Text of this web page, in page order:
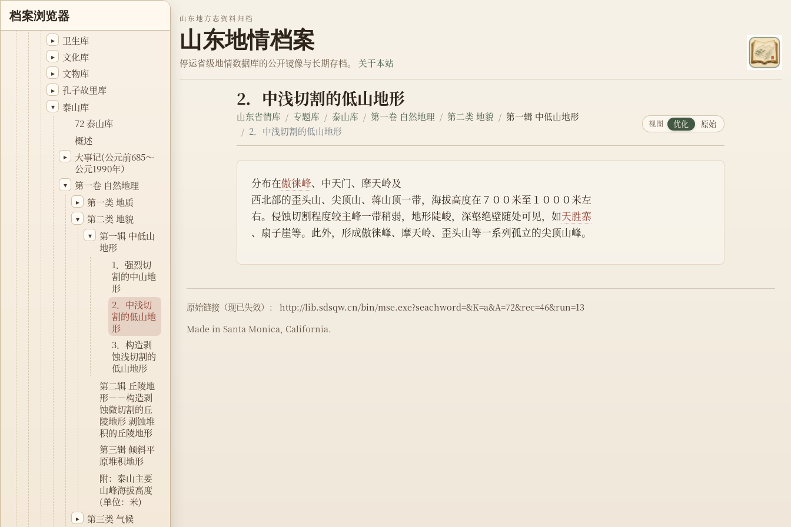
山东地方志资料归档
山东地情档案
停运省级地情数据库的公开镜像与长期存档。 关于本站
2．中浅切割的低山地形
山东省情库 专题库 泰山库 第一卷 自然地理 第二类 地貌
第一辑 中低山地形
2．中浅切割的低山地形
视图 优化 原始
档案浏览器
▸ 教育库
▸ 卫生库
▸ 文化库
▸ 文物库
▸ 孔子故里库
▾
泰山库
72 泰山库
概述
▸
大事记(公元前685～
公元1990年）
▾ 第一卷 自然地理
▸ 第一类 地质
▾ 第二类 地貌
▾
第一辑 中低山
地形
1．强烈切
割的中山地
形
2．中浅切
割的低山地
形
3．构造剥
蚀浅切割的
低山地形
第二辑 丘陵地
形－－构造剥
蚀微切割的丘
陵地形 剥蚀堆
积的丘陵地形
第三辑 倾斜平
原堆积地形
附：泰山主要
山峰海拔高度
(单位：米)
▸ 第三类 气候
分布在傲徕峰、中天门、摩天岭及
西北部的歪头山、尖顶山、蒋山顶一带，海拔高度在７００米至１０００米左
右。侵蚀切割程度较主峰一带稍弱，地形陡峻，深壑绝壁随处可见，如天胜寨
、扇子崖等。此外，形成傲徕峰、摩天岭、歪头山等一系列孤立的尖顶山峰。
原始链接（现已失效）：
http://lib.sdsqw.cn/bin/mse.exe?seachword=&K=a&A=72&rec=46&run=13
Made in Santa Monica, California.